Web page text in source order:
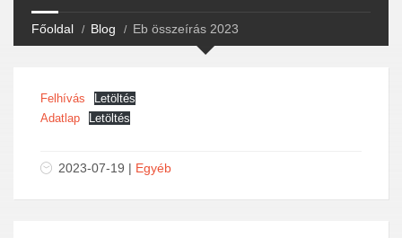
Főoldal Blog Eb összeírás 2023
Felhívás
Letöltés
Adatlap
Letöltés
2023-07-19 | Egyéb